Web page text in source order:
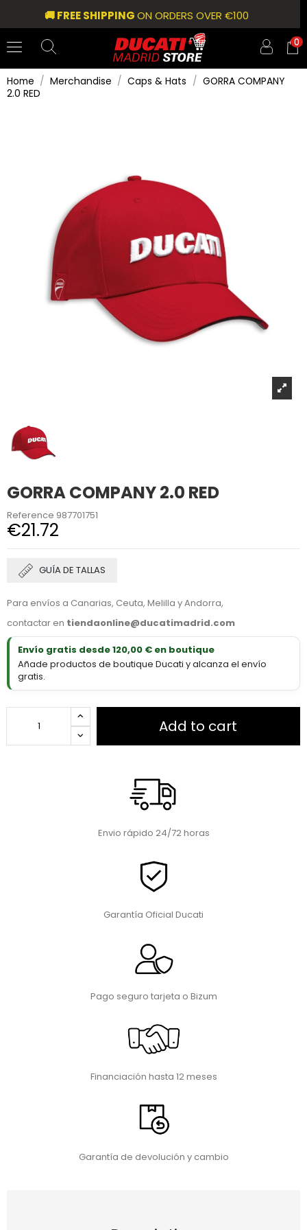
🚚 FREE SHIPPINGON ORDERS OVER €100
0
Home Merchandise Caps & Hats
GORRA COMPANY
2.0 RED
GORRA COMPANY 2.0 RED
Reference 987701751
€21.72
GUÍA DE TALLAS
Para envíos a Canarias, Ceuta, Melilla y Andorra,
contactar en tiendaonline@ducatimadrid.com
Envío gratis desde 120,00 € en boutique
Añade productos de boutique Ducati y alcanza el envío
gratis.
Add to cart
Envio rápido 24/72 horas
Garantía Oficial Ducati
Pago seguro tarjeta o Bizum
Financiación hasta 12 meses
Garantía de devolución y cambio